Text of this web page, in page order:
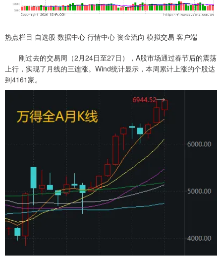
热点栏目 自选股 数据中心 行情中心 资金流向 模拟交易 客户端
刚过去的交易周（2月24日至27日），A股市场通过春节后的震荡
上行，实现了月线的三连涨。Wind统计显示，本周累计上涨的个股达
到4161家。